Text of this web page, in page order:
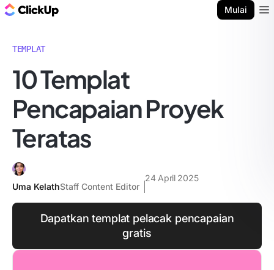
Mulai
TEMPLAT
10 Templat
Pencapaian Proyek
Teratas
Uma KelathStaff Content Editor
24 April 2025
Dapatkan templat pelacak pencapaian
gratis